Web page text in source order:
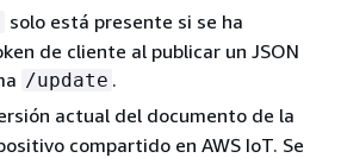
solo está presente si se ha
de cliente al publicar un JSON
/update .
actual del documento de la
compartido en AWS IoT. Se